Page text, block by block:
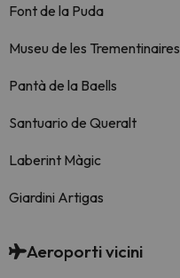
Font de la Puda
Museu de les Trementinaires
Pantà de la Baells
Santuario de Queralt
Laberint Màgic
Giardini Artigas
Aeroporti vicini